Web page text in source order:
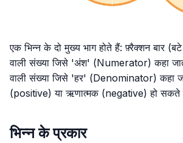
एक भिन्न के दो मुख्य भाग होते हैं: फ़्रैक्शन बार
वाली संख्या जिसे 'अंश' (Numerator) कहा
वाली संख्या जिसे 'हर' (Denominator) कहा
(positive) या ऋणात्मक (negative) हो सकते
भिन्न के प्रकार